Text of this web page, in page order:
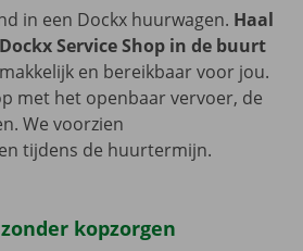
in een Dockx huurwagen. Haal
Service Shop in de buurt
en bereikbaar voor jou.
met het openbaar vervoer, de
We voorzien
tijdens de huurtermijn.
kopzorgen